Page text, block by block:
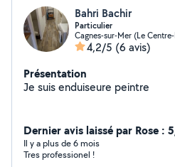
Bahri Bachir
Particulier
Cagnes-sur-Mer (Le
4,2/5 (6 avis)
Présentation
Je suis enduiseure peintre
Dernier avis laissé par Rose :
Il y a plus de 6 mois
Tres professionel !